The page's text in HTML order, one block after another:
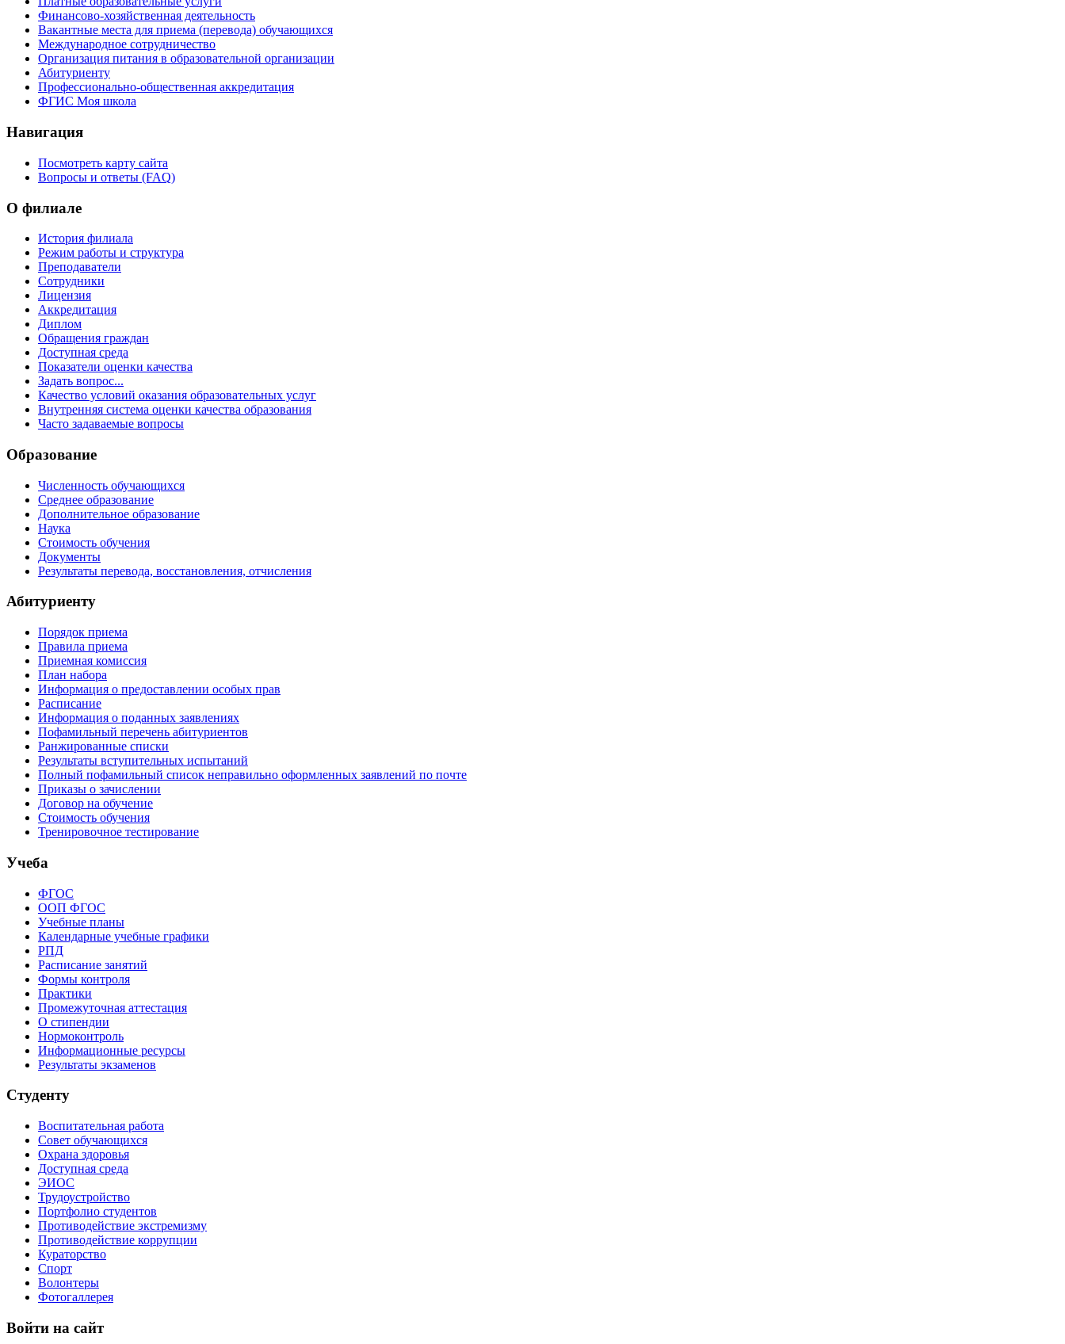
Финансово-хозяйственная деятельность
Вакантные места для приема (перевода) обучающихся
Международное сотрудничество
Организация питания в образовательной организации
Абитуриенту
Профессионально-общественная аккредитация
ФГИС Моя школа
Навигация
Посмотреть карту сайта
Вопросы и ответы (FAQ)
О филиале
История филиала
Режим работы и структура
Преподаватели
Сотрудники
Лицензия
Аккредитация
Диплом
Обращения граждан
Доступная среда
Показатели оценки качества
Задать вопрос...
Качество условий оказания образовательных услуг
Внутренняя система оценки качества образования
Часто задаваемые вопросы
Образование
Численность обучающихся
Среднее образование
Дополнительное образование
Наука
Стоимость обучения
Документы
Результаты перевода, восстановления, отчисления
Абитуриенту
Порядок приема
Правила приема
Приемная комиссия
План набора
Информация о предоставлении особых прав
Расписание
Информация о поданных заявлениях
Пофамильный перечень абитуриентов
Ранжированные списки
Результаты вступительных испытаний
Полный пофамильный список неправильно оформленных заявлений по почте
Приказы о зачислении
Договор на обучение
Стоимость обучения
Тренировочное тестирование
Учеба
ФГОС
ООП ФГОС
Учебные планы
Календарные учебные графики
РПД
Расписание занятий
Формы контроля
Практики
Промежуточная аттестация
О стипендии
Нормоконтроль
Информационные ресурсы
Результаты экзаменов
Студенту
Воспитательная работа
Совет обучающихся
Охрана здоровья
Доступная среда
ЭИОС
Трудоустройство
Портфолио студентов
Противодействие экстремизму
Противодействие коррупции
Кураторство
Спорт
Волонтеры
Фотогаллерея
Войти на сайт